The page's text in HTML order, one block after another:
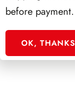
before payment.
OK,